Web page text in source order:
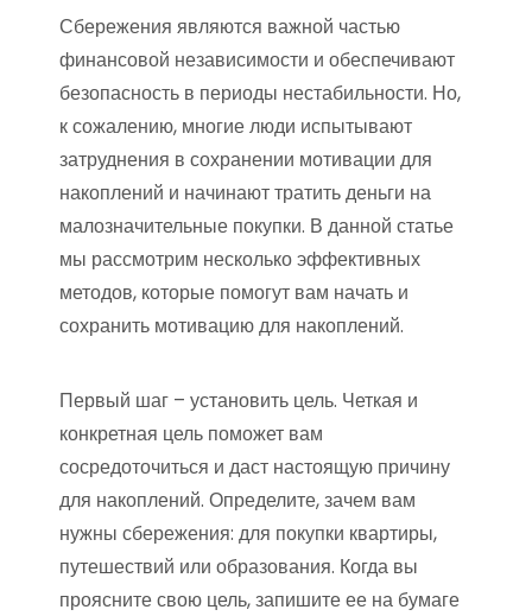
Сбережения являются важной частью
финансовой независимости и обеспечивают
безопасность в периоды нестабильности. Но,
к сожалению, многие люди испытывают
затруднения в сохранении мотивации для
накоплений и начинают тратить деньги на
малозначительные покупки. В данной статье
мы рассмотрим несколько эффективных
методов, которые помогут вам начать и
сохранить мотивацию для накоплений.
Первый шаг – установить цель. Четкая и
конкретная цель поможет вам
сосредоточиться и даст настоящую причину
для накоплений. Определите, зачем вам
нужны сбережения: для покупки квартиры,
путешествий или образования. Когда вы
проясните свою цель, запишите ее на бумаге